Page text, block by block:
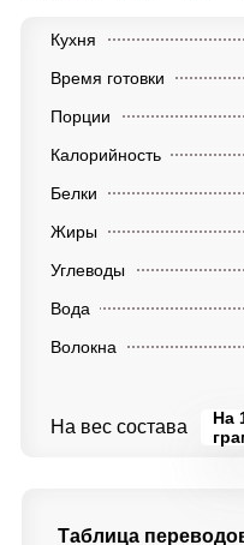
Кухня
Время готовки
Порции
Калорийность
Белки
Жиры
Углеводы
Вода
Волокна
На вес состава
На
Таблица